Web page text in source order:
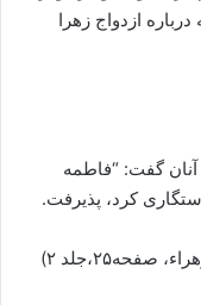
ازدواج زهرا
گفت: “فاطمه
کرد، پذیرفت.